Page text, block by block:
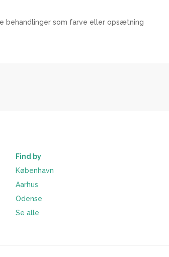
behandlinger som farve eller opsætning
Find by
København
Aarhus
Odense
Se alle